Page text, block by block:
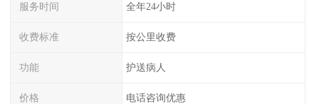
服务时间 全年24小时
收费标准 按公里收费
功能 护送病人
价格 电话咨询优惠